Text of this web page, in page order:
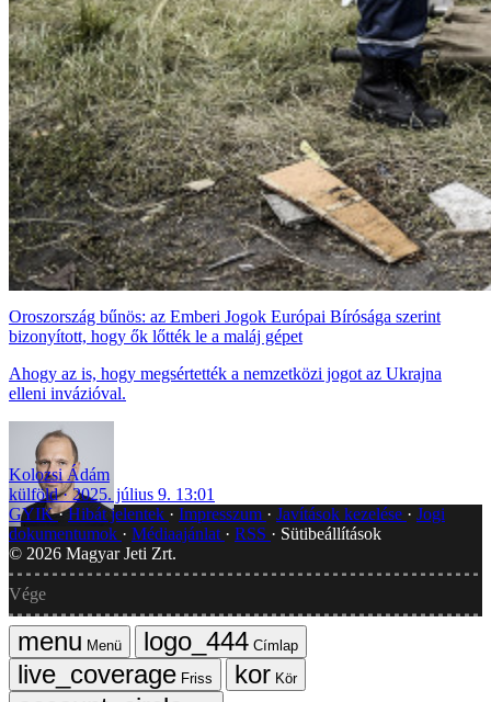
Oroszország bűnös: az Emberi Jogok Európai Bírósága szerint
bizonyított, hogy ők lőtték le a maláj gépet
Ahogy az is, hogy megsértették a nemzetközi jogot az Ukrajna
elleni invázióval.
Kolozsi Ádám
külföld
2025. július 9. 13:01
GYIK Hibát jelentek Impresszum Javítások kezelése
Jogi
dokumentumok
Médiaajánlat RSS
Sütibeállítások
© 2026 Magyar Jeti Zrt.
Vége
Menü
Címlap
Friss
Kör